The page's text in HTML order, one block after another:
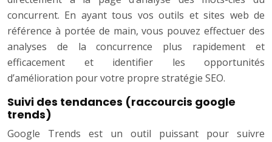
concurrent. En ayant tous vos outils et sites web de
référence à portée de main, vous pouvez effectuer des
analyses de la concurrence plus rapidement et
efficacement et identifier les opportunités
d’amélioration pour votre propre stratégie SEO.
Suivi des tendances (raccourcis google
trends)
Google Trends est un outil puissant pour suivre